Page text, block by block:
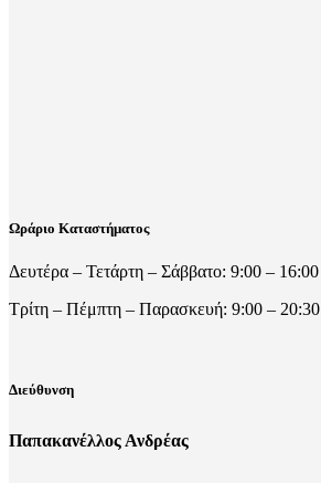
Ωράριο Καταστήματος
Δευτέρα – Τετάρτη – Σάββατο: 9:00 – 16:00
Τρίτη – Πέμπτη – Παρασκευή: 9:00 – 20:30
Διεύθυνση
Παπακανέλλος Ανδρέας